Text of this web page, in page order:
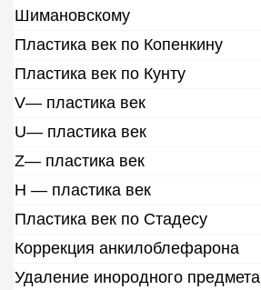
Шимановскому
Пластика век по Копенкину
Пластика век по Кунту
V— пластика век
U— пластика век
Z— пластика век
Н — пластика век
Пластика век по Стадесу
Коррекция анкилоблефарона
Удаление инородного предмета